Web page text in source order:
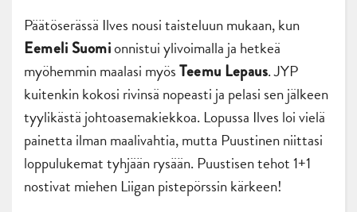
Päätöserässä Ilves nousi taisteluun mukaan, kun
Eemeli Suomionnistui ylivoimalla ja hetkeä
myöhemmin maalasi myösTeemu Lepaus. JYP
kuitenkin kokosi rivinsä nopeasti ja pelasi sen jälkeen
tyylikästä johtoasemakiekkoa. Lopussa Ilves loi vielä
painetta ilman maalivahtia, mutta Puustinen niittasi
loppulukemat tyhjään rysään. Puustisen tehot 1+1
nostivat miehen Liigan pistepörssin kärkeen!